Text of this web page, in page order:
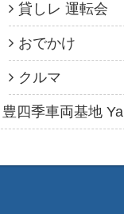
貸しレ 運転会
おでかけ
クルマ
豊四季車両基地